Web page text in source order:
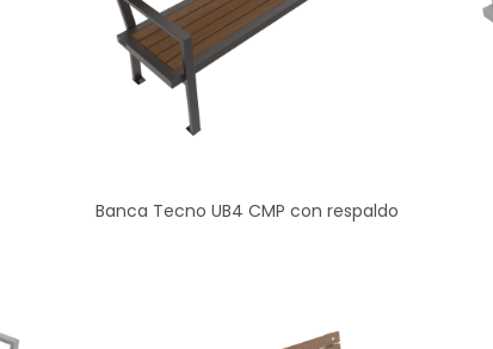
Banca Tecno UB4 CMP con respaldo